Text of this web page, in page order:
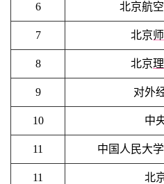
6 北京航
7 北京
8 北京
9 对外
10 中
11 中国人民大
11 北